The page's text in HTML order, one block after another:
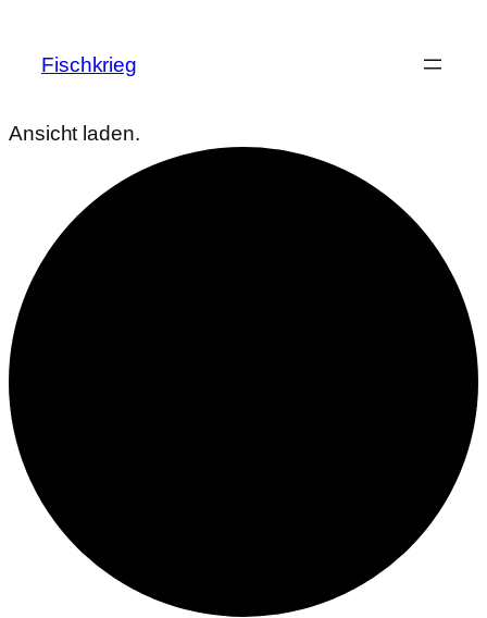
Fischkrieg
Ansicht laden.